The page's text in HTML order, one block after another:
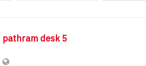
pathram desk 5